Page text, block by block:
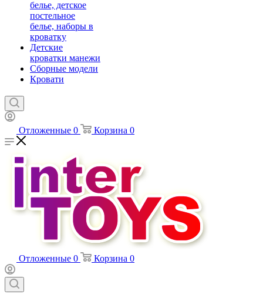
белье, детское
постельное
белье, наборы в
кроватку
Детские
кроватки манежи
Сборные модели
Кровати
Отложенные 0 Корзина 0
Отложенные 0 Корзина 0